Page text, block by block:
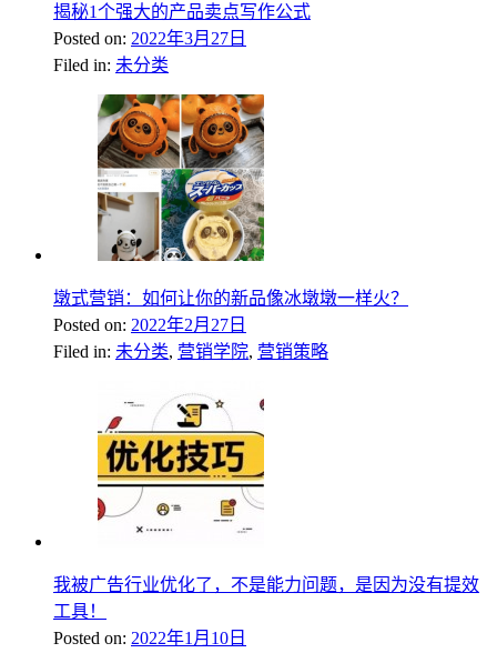
揭秘1个强大的产品卖点写作公式
Posted on: 2022年3月27日
Filed in: 未分类
墩式营销：如何让你的新品像冰墩墩一样火？
Posted on: 2022年2月27日
Filed in: 未分类, 营销学院, 营销策略
我被广告行业优化了，不是能力问题，是因为没有提效
工具！
Posted on: 2022年1月10日